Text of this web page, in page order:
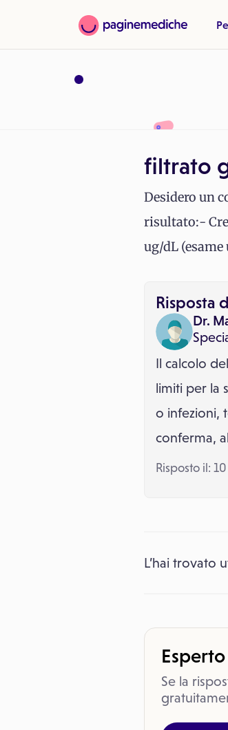
filtrato
Desidero un
risultato:-
ug/dL
Risposta
Dr.
Il calcolo
limiti per la
o infezioni,
conferma,
Risposto il:
L’hai trovato
Se la